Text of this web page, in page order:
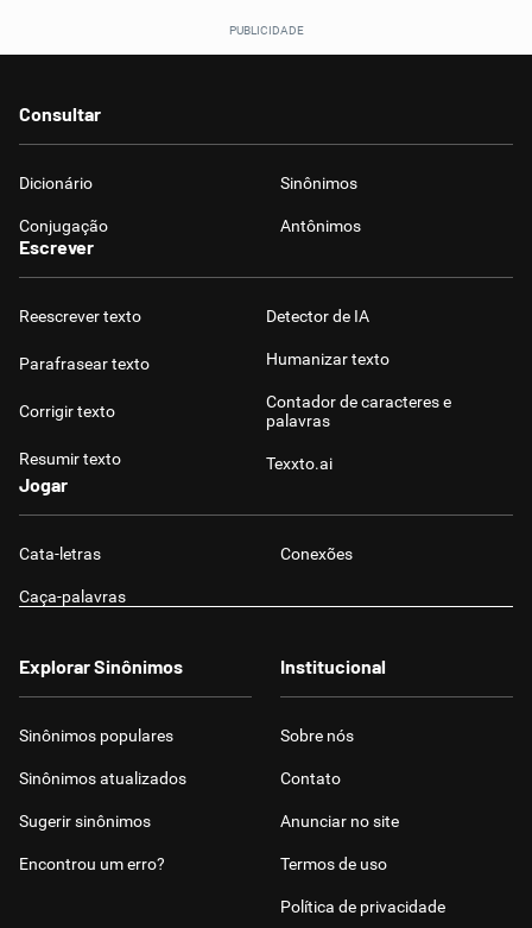
Consultar
Dicionário Sinônimos
Conjugação Antônimos
Escrever
Reescrever texto
Parafrasear texto
Corrigir texto
Resumir texto
Detector de IA
Humanizar texto
Contador de caracteres e
palavras
Texxto.ai
Jogar
Cata-letras Conexões
Caça-palavras
Explorar Sinônimos
Sinônimos populares
Sinônimos atualizados
Sugerir sinônimos
Encontrou um erro?
Institucional
Sobre nós
Contato
Anunciar no site
Termos de uso
Política de privacidade